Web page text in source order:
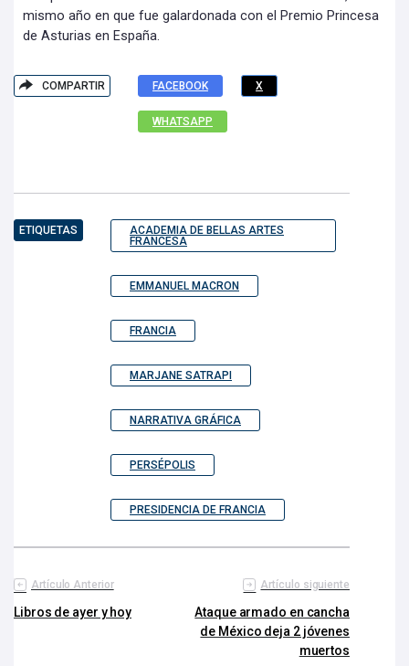
mismo año en que fue galardonada con el Premio Princesa
de Asturias en España.
COMPARTIR FACEBOOK X
WHATSAPP
ETIQUETAS
ACADEMIA DE BELLAS ARTES
FRANCESA
EMMANUEL MACRON
FRANCIA
MARJANE SATRAPI
NARRATIVA GRÁFICA
PERSÉPOLIS
PRESIDENCIA DE FRANCIA
Artículo Anterior
Libros de ayer y hoy
Artículo siguiente
Ataque armado en cancha
de México deja 2 jóvenes
muertos